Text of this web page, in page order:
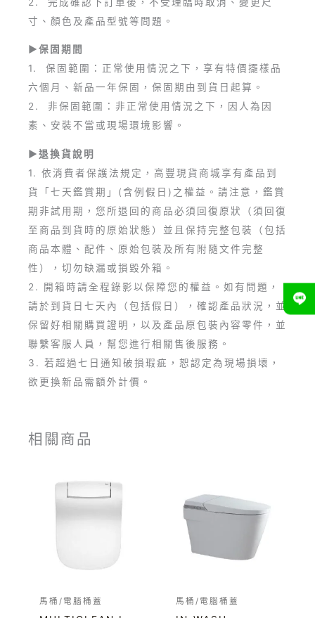
寸、顏色及產品型號等問題。
►保固期間
1. 保固範圍：正常使用情況之下，享有特價擺樣品
六個月、新品一年保固，保固期由到貨日起算。
2. 非保固範圍：非正常使用情況之下，因人為因
素、安裝不當或現場環境影響。
►退換貨說明
1. 依消費者保護法規定，高豐現貨商城享有產品到
貨「七天鑑賞期」(含例假日)之權益。請注意，鑑賞
期非試用期，您所退回的商品必須回復原狀（須回復
至商品到貨時的原始狀態）並且保持完整包裝（包括
商品本體、配件、原始包裝及所有附隨文件完整
性），切勿缺漏或損毀外箱。
2. 開箱時請全程錄影以保障您的權益。如有問題，
請於到貨日七天內（包括假日），確認產品狀況，並
保留好相關購買證明，以及產品原包裝內容零件，並
聯繫客服人員，幫您進行相關售後服務。
3. 若超過七日通知破損瑕疵，恕認定為現場損壞，
欲更換新品需額外計價。
相關商品
馬桶/電腦桶蓋 馬桶/電腦桶蓋